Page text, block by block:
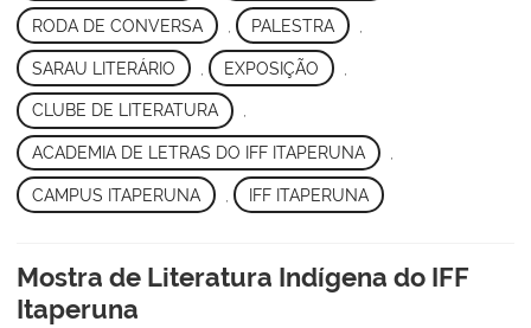
RODA DE CONVERSA PALESTRA
SARAU LITERÁRIO EXPOSIÇÃO
CLUBE DE LITERATURA ,
ACADEMIA DE LETRAS DO IFF ITAPERUNA
CAMPUS ITAPERUNA IFF ITAPERUNA
Mostra de Literatura Indígena do IFF
Itaperuna